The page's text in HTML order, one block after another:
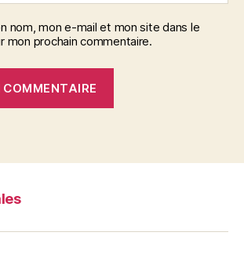
nom, mon e-mail et mon site dans le
mon prochain commentaire.